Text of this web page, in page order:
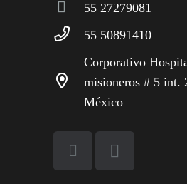
55 27279081
55 50891410
Corporativo
misioneros # 5 int.
México